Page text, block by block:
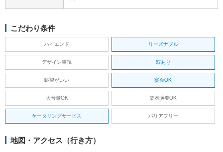
こだわり条件
ハイエンド リーズナブル
デザイン重視 窓あり
眺望がいい 宴会OK
大音量OK 楽器演奏OK
ケータリングサービス バリアフリー
地図・アクセス（行き方）